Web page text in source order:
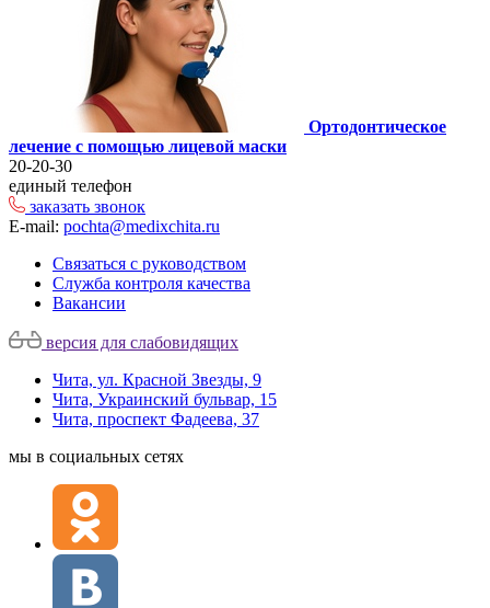
Ортодонтическое
лечение с помощью лицевой маски
20-20-30
единый телефон
заказать звонок
E-mail: pochta@medixchita.ru
Связаться с руководством
Служба контроля качества
Вакансии
версия для слабовидящих
Чита, ул. Красной Звезды, 9
Чита, Украинский бульвар, 15
Чита, проспект Фадеева, 37
мы в социальных сетях